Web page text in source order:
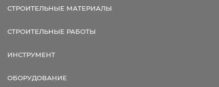
СТРОИТЕЛЬНЫЕ МАТЕРИАЛЫ
СТРОИТЕЛЬНЫЕ РАБОТЫ
ИНСТРУМЕНТ
ОБОРУДОВАНИЕ